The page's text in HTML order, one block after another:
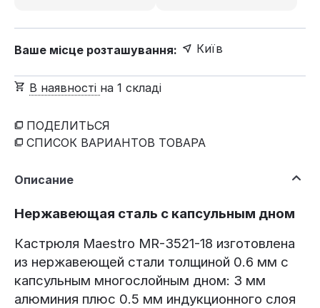
Ваше місце розташування: Київ
В наявності на 1 складі
ПОДЕЛИТЬСЯ
СПИСОК ВАРИАНТОВ ТОВАРА
Описание
Нержавеющая сталь с капсульным дном
Кастрюля Maestro MR-3521-18 изготовлена
из нержавеющей стали толщиной 0.6 мм с
капсульным многослойным дном: 3 мм
алюминия плюс 0.5 мм индукционного слоя